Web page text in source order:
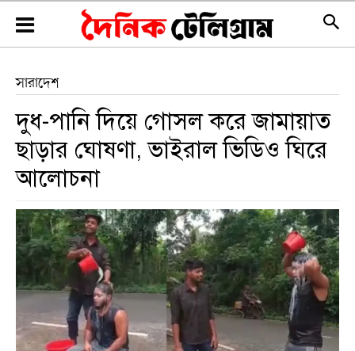
সারাদেশ
দুধ-পানি দিয়ে গোসল করে জামায়াত
ছাড়ার ঘোষণা, ভাইরাল ভিডিও ঘিরে
আলোচনা